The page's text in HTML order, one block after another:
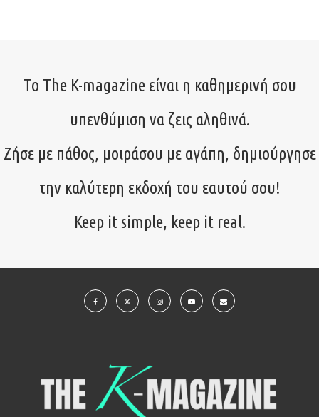
Το The K-magazine είναι η καθημερινή σου
υπενθύμιση να ζεις αληθινά.
Ζήσε με πάθος, μοιράσου με αγάπη, δημιούργησε
την καλύτερη εκδοχή του εαυτού σου!
Keep it simple, keep it real.